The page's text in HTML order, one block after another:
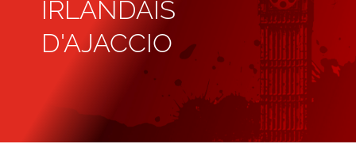
IRLANDAIS
D'AJACCIO